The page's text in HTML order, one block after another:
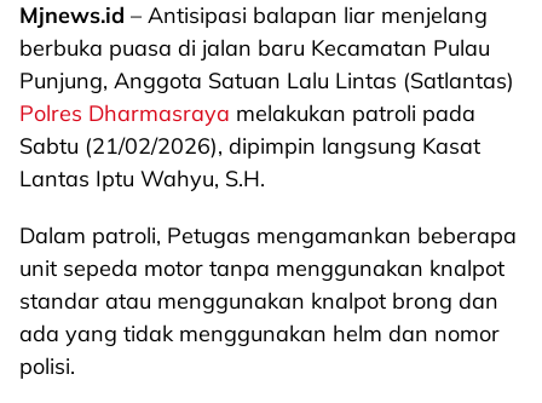
Mjnews.id – Antisipasi balapan liar menjelang
berbuka puasa di jalan baru Kecamatan Pulau
Punjung, Anggota Satuan Lalu Lintas (Satlantas)
Polres Dharmasraya melakukan patroli pada
Sabtu (21/02/2026), dipimpin langsung Kasat
Lantas Iptu Wahyu, S.H.
Dalam patroli, Petugas mengamankan beberapa
unit sepeda motor tanpa menggunakan knalpot
standar atau menggunakan knalpot brong dan
ada yang tidak menggunakan helm dan nomor
polisi.